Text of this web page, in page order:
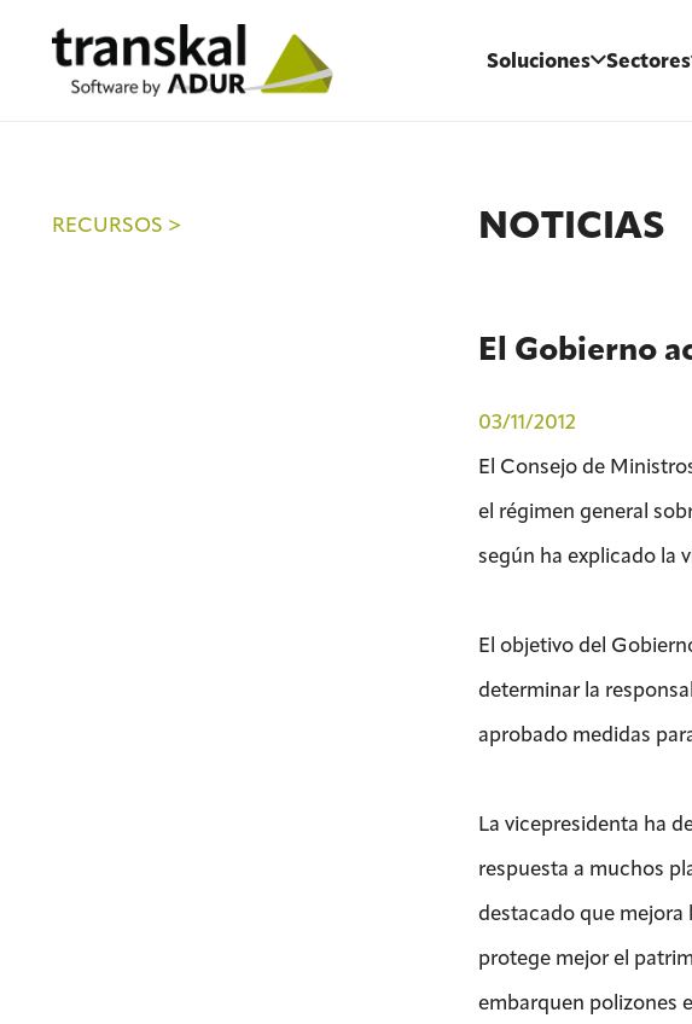
Soluciones Sectores
RECURSOS > NOTICIAS
El Gobierno
03/11/2012
El Consejo de
el régimen general
según ha explicado la
El objetivo del
determinar la
aprobado medidas
La vicepresidenta ha
respuesta a muchos
destacado que
protege mejor el
embarquen polizones